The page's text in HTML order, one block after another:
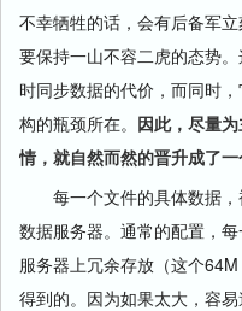
不幸牺牲的话，会有后备军
要保持一山不容二虎的态势
时同步数据的代价，而同时
构的瓶颈所在。 因此，尽量
情，就自然而然的晋升成了
每一个文件的具体数据，
数据服务器。通常的配置，
服务器上冗余存放（这个
得到的。因为如果太大，容